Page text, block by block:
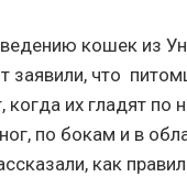
кошек из
заявили, что
когда их гладят по
по бокам и в
как